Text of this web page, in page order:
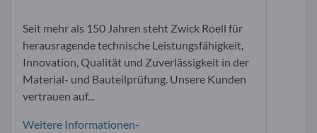
Seit mehr als 150 Jahren steht Zwick Roell für
herausragende technische Leistungsfähigkeit,
Innovation, Qualität und Zuverlässigkeit in der
Material- und Bauteilprüfung. Unsere Kunden
vertrauen auf...
Weitere Informationen-